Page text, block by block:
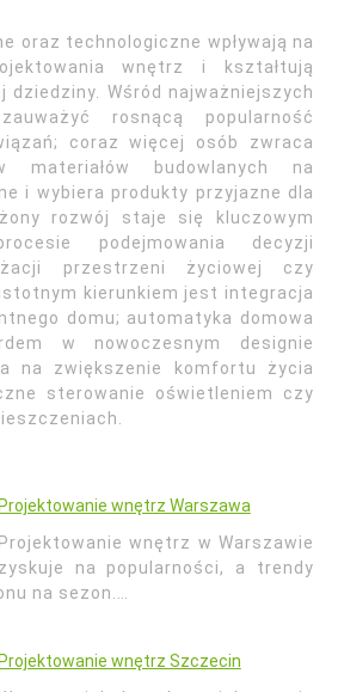
oraz technologiczne wpływają na
wnętrz i kształtują
dziedziny. Wśród najważniejszych
rosnącą popularność
coraz więcej osób zwraca
materiałów budowlanych na
i wybiera produkty przyjazne dla
rozwój staje się kluczowym
podejmowania decyzji
przestrzeni życiowej czy
kierunkiem jest integracja
domu; automatyka domowa
w nowoczesnym designie
na zwiększenie komfortu życia
sterowanie oświetleniem czy
Projektowanie wnętrz Warszawa
Projektowanie wnętrz w Warszawie
zyskuje na popularności, a trendy
na sezon.…
Projektowanie wnętrz Szczecin